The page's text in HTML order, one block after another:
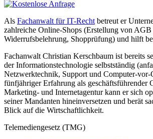
Als Fachanwalt für IT-Recht betreut er
zahlreiche Online-Shops (Erstellung von
Widerrufsbelehrung, Shopprüfung) und hilft
Fachanwalt Christian Kerschbaum ist bereits
der Informationstechnologie selbstständig
Netzwerktechnik, Support und Computer-vor-
fünfjähriger Erfahrung als geschäftsführender
Marketing- und Internetagentur kann er sich
seiner Mandanten hineinversetzen und berät
Blick auf die Wirtschaftlichkeit.
Telemediengesetz (TMG)